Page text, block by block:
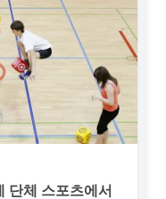
단체 스포츠에서